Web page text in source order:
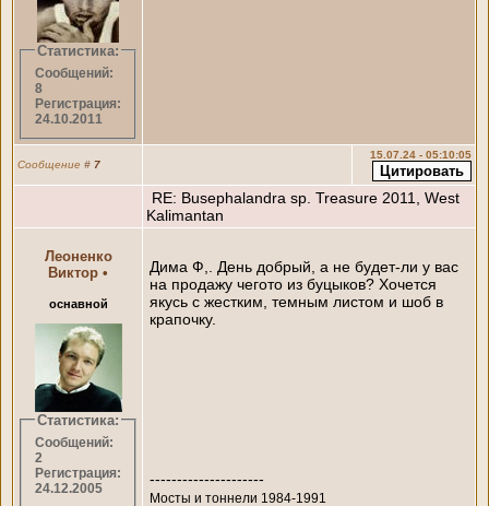
Статистика:
Сообщений:
8
Регистрация:
24.10.2011
Сообщение # 7
15.07.24 - 05:10:05
RE: Busephalandra sp. Treasure 2011, West
Kalimantan
Леоненко
Виктор •
оснавной
Статистика:
Сообщений:
2
Регистрация:
24.12.2005
Дима Ф,. День добрый, а не будет-ли у вас
на продажу чегото из буцыков? Хочется
якусь с жестким, темным листом и шоб в
крапочку.
---------------------
Мосты и тоннели 1984-1991